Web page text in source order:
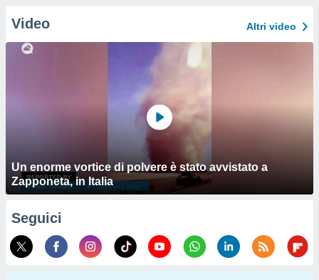
Video Altri video
Un enorme vortice di polvere è stato avvistato a
Zapponeta, in Italia
Seguici